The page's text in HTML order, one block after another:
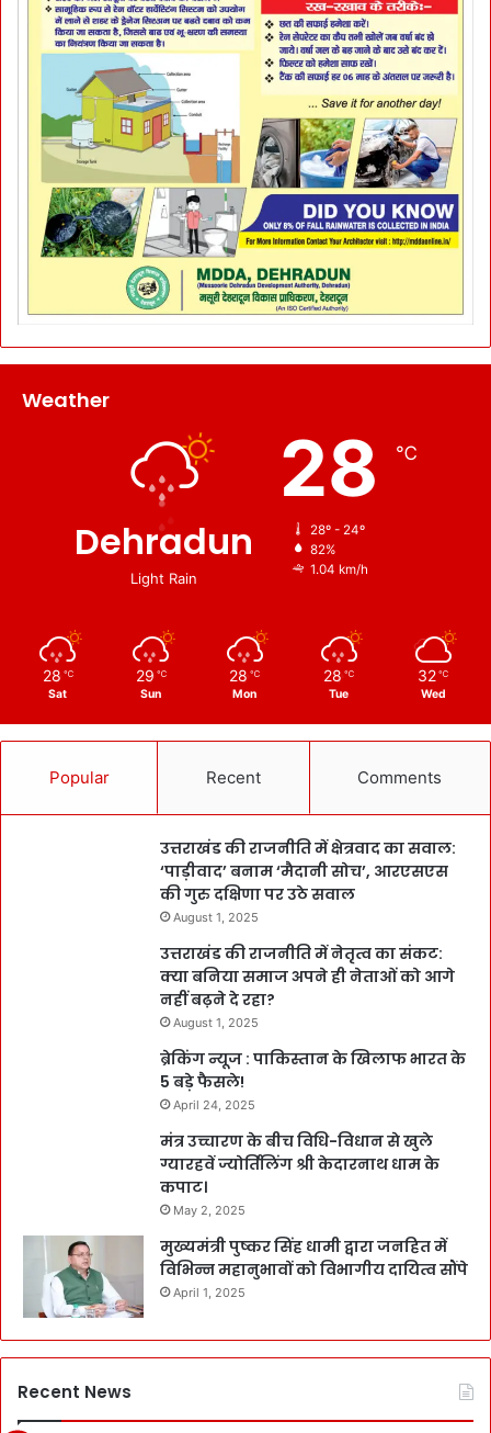
Weather
Dehradun
Light Rain
28 ℃
28º - 24º
82%
1.04 km/h
28 ℃
Sat
29 ℃
Sun
28 ℃
Mon
28 ℃
Tue
32 ℃
Wed
Popular Recent Comments
उत्तराखंड की राजनीति में क्षेत्रवाद का सवाल:
‘पाड़ीवाद’ बनाम ‘मैदानी सोच’, आरएसएस
की गुरु दक्षिणा पर उठे सवाल
August 1, 2025
उत्तराखंड की राजनीति में नेतृत्व का संकट:
क्या बनिया समाज अपने ही नेताओं को आगे
नहीं बढ़ने दे रहा?
August 1, 2025
ब्रेकिंग न्यूज : पाकिस्तान के खिलाफ भारत के
5 बड़े फैसले!
April 24, 2025
मंत्र उच्चारण के बीच विधि-विधान से खुले
ग्यारहवें ज्योर्तिलिंग श्री केदारनाथ धाम के
कपाट।
May 2, 2025
मुख्यमंत्री पुष्कर सिंह धामी द्वारा जनहित में
विभिन्न महानुभावों को विभागीय दायित्व सौंपे
April 1, 2025
Recent News